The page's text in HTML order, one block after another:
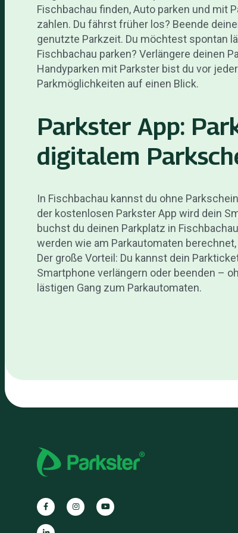
Fischbachau finden, Auto parken und mit
zahlen. Du fährst früher los? Beende
genutzte Parkzeit. Du möchtest spontan
Fischbachau parken? Verlängere deinen
Handyparken mit Parkster bist du vor
Parkmöglichkeiten auf einen Blick.
Parkster App:
digitalem
In Fischbachau kannst du ohne
der kostenlosen Parkster App wird dein
buchst du deinen Parkplatz in
werden wie am Parkautomaten
Der große Vorteil: Du kannst dein
Smartphone verlängern oder beenden –
lästigen Gang zum Parkautomaten.
ParksterParksterParkster
Parkster